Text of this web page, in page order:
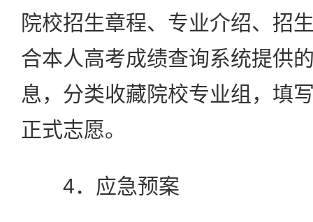
院校招生章程、专业介绍、招
合本人高考成绩查询系统提供
息，分类收藏院校专业组，填
正式志愿。
4．应急预案